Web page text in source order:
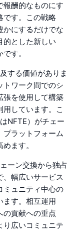
報酬的なものにす
です。この戦略
かにするだけでな
的とした新しい
す。
する価値がありま
トワーク間でのシ
張を使用して構築
しています。こ
NFTE）がチェー
プラットフォーム
ます。
ーン交換から独占
、幅広いサービス
ミュニティ中心の
ます。相互運用
の貢献への重点
り広いコミュニテ